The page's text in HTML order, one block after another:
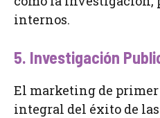
internos.
5. Investigación
El marketing de
integral del éxito de